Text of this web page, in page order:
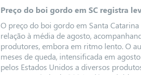
Preço do boi gordo em SC registra
O preço do boi gordo em Santa
relação à média de agosto,
produtores, embora em ritmo lento. O
meses de queda, intensificada em
pelos Estados Unidos a diversos